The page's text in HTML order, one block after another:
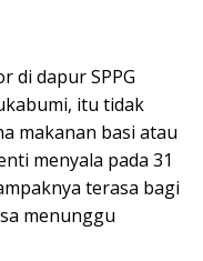
di dapur SPPG
itu tidak
makanan basi atau
menyala pada 31
terasa bagi
menunggu